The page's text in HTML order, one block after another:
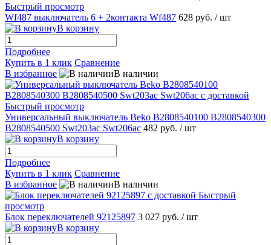
Быстрый просмотр
Wf487 выключатель 6 + 2контакта Wf487 628 руб. / шт
В корзину
Подробнее
Купить в 1 клик Сравнение
В избранное
В наличии
Быстрый просмотр
Универсальный выключатель Beko B2808540100 B2808540300
B2808540500 Swt203ac Swt206ac 482 руб. / шт
В корзину
Подробнее
Купить в 1 клик Сравнение
В избранное
В наличии
Быстрый
просмотр
Блок переключателей 92125897 3 027 руб. / шт
В корзину